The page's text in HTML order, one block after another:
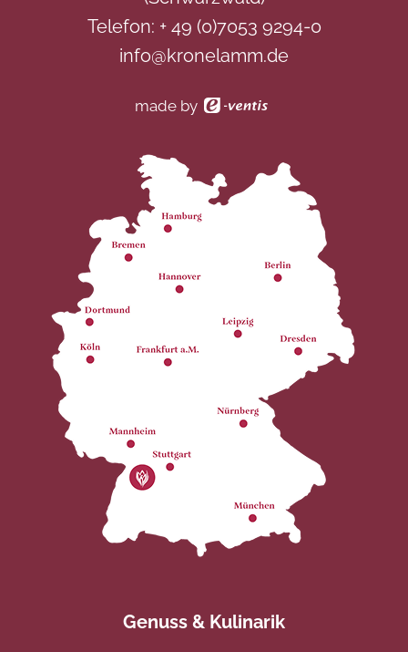
Telefon: + 49 (0)7053 9294-0
info@kronelamm.de
made by
Genuss & Kulinarik